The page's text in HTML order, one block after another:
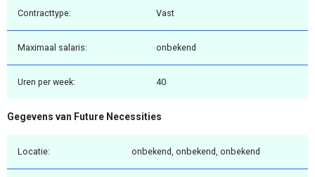
Contracttype: Vast
Maximaal salaris: onbekend
Uren per week: 40
Gegevens van Future Necessities
Locatie: onbekend, onbekend, onbekend